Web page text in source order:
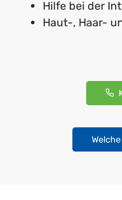
Hilfe bei der
Haut-, Haar-